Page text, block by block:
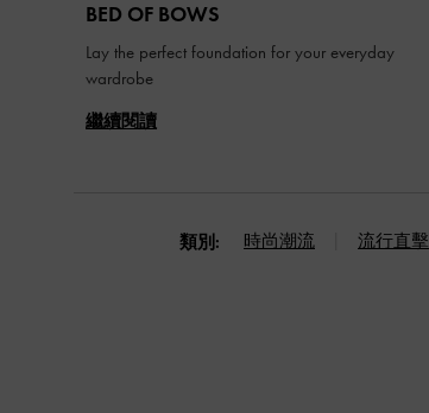
BED OF BOWS
Lay the perfect foundation for your everyday
wardrobe
繼續閱讀
類別: 時尚潮流 流行直擊